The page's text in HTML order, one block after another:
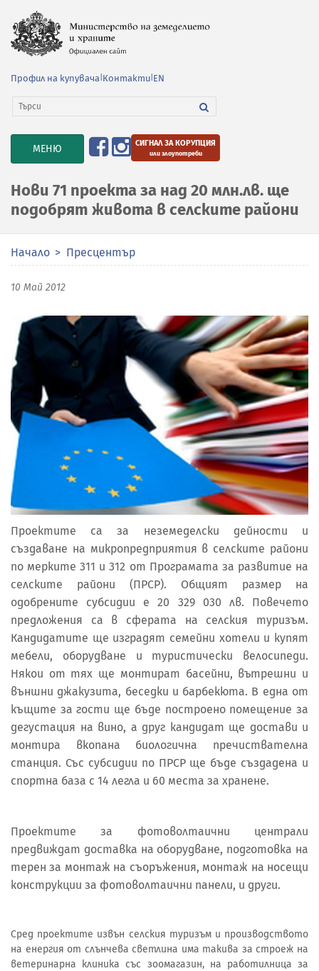
Профил на купувача Контакти EN
TOGGLE
NAVIGATION
МЕНЮ СИГНАЛ ЗА КОРУПЦИЯ
или злоупотреби
Нови 71 проекта за над 20 млн.лв. ще
подобрят живота в селските райони
Начало Пресцентър
10 Май 2012
Проектите са за неземеделски дейности и
създаване на микропредприятия в селските райони
по мерките 311 и 312 от Програмата за развитие на
селските райони (ПРСР). Общият размер на
одобрените субсидии е 20 329 030 лв. Повечето
предложения са в сферата на селския туризъм.
Кандидатите ще изградят семейни хотели и купят
мебели, оборудване и туристически велосипеди.
Някои от тях ще монтират басейни, вътрешни и
външни джакузита, беседки и барбекюта. В една от
къщите за гости ще бъде построено помещение за
дегустация на вино, а друг кандидат ще достави и
монтира вкопана биологична пречиствателна
станция. Със субсидии по ПРСР ще бъде създадена и
спортна база с 14 легла и 60 места за хранене.
Проектите за фотоволтаични централи
предвиждат доставка на оборудване, подготовка на
терен за монтаж на съоръжения, монтаж на носещи
конструкции за фотоволтаични панели, и други.
Сред проектите извън селския туризъм и производството
на енергия от слънчева светлина има такива за строеж на
ветеринарна клиника със зоомагазин, на работилница за